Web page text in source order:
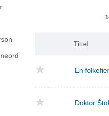
Tittel
En
Doktor